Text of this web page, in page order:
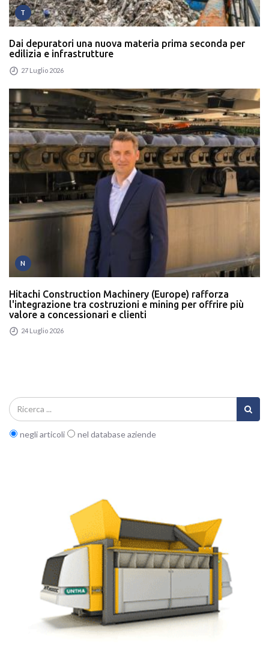
T
Dai depuratori una nuova materia prima seconda per
edilizia e infrastrutture
27 Luglio 2026
N
Hitachi Construction Machinery (Europe) rafforza
l'integrazione tra costruzioni e mining per offrire più
valore a concessionari e clienti
24 Luglio 2026
negli articoli nel database aziende